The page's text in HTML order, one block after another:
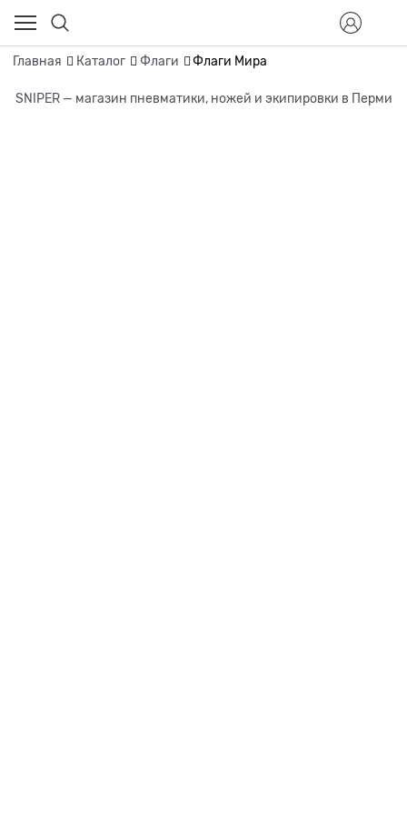
Главная Каталог Флаги Флаги Мира
SNIPER — магазин пневматики, ножей и экипировки в Перми